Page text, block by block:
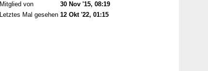
Mitglied von
30 Nov '15, 08:19
Letztes Mal gesehen 12 Okt '22, 01:15